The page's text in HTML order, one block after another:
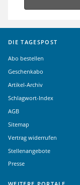
DIE TAGESPOST
Abo bestellen
Geschenkabo
Artikel-Archiv
Schlagwort-Index
AGB
Sitemap
Vertrag widerrufen
Stellenangebote
Presse